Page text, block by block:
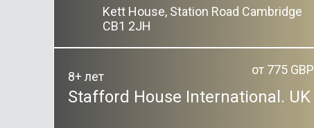
Kett House, Station Road Cambridge
CB1 2JH
8+ лет
Stafford House International. UK
от 775 GBP